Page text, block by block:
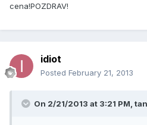
cena!POZDRAV!
idiot
Posted February 21, 2013
On 2/21/2013 at 3:21 PM,